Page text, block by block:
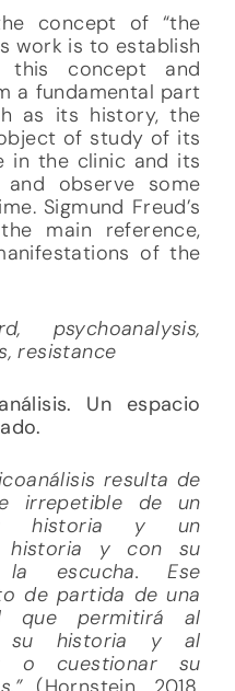
concept of “the
work is to establish
this concept and
a fundamental part
as its history, the
of study of its
in the clinic and its
and observe some
Sigmund Freud’s
main reference,
of the
psychoanalysis,
resistance
Un espacio
resulta de
irrepetible de un
historia y un
historia y con su
la escucha. Ese
de partida de una
que permitirá al
su historia y al
o cuestionar su